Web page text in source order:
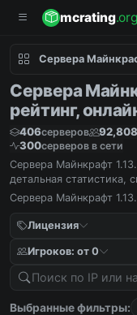
mcrating.org
Сервера
Сервера
рейтинг,
406серверов 92,808
300серверов в сети
Сервера Майнкрафт
детальная статистика,
Сервера Майнкрафт
Лицензия
Игроков: от 0
Выбранные фильтры: